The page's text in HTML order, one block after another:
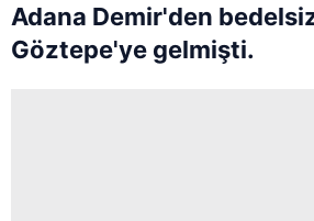
Adana Demir'den
Göztepe'ye gelmişti.